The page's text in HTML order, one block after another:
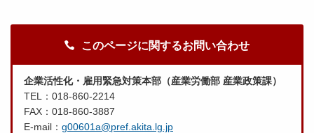
このページに関するお問い合わせ
企業活性化・雇用緊急対策本部（産業労働部 産業政策課）
TEL：018-860-2214
FAX：018-860-3887
E-mail： g00601a@pref.akita.lg.jp